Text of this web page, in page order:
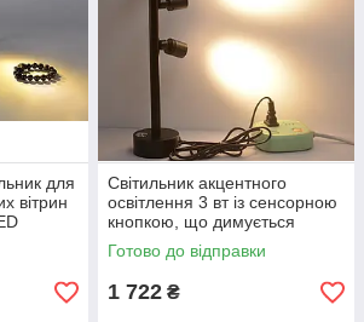
для
вітрин
Світильник акцентного
освітлення 3 вт із сенсорною
кнопкою, що димується
4000К чорний корпус
Готово до відправки
1 722 ₴